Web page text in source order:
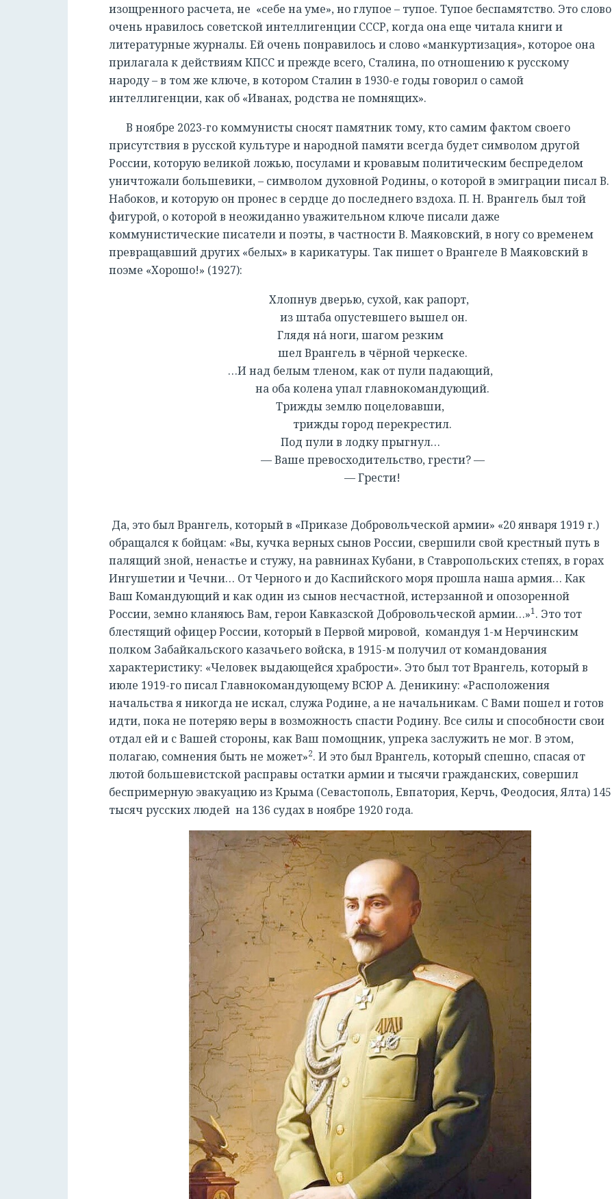
изощренного расчета, не «себе на уме», но глупое – тупое. Тупое беспамятство. Это слово
очень нравилось советской интеллигенции СССР, когда она еще читала книги и
литературные журналы. Ей очень понравилось и слово «манкуртизация», которое она
прилагала к действиям КПСС и прежде всего, Сталина, по отношению к русскому
народу – в том же ключе, в котором Сталин в 1930-е годы говорил о самой
интеллигенции, как об «Иванах, родства не помнящих».
В ноябре 2023-го коммунисты сносят памятник тому, кто самим фактом своего
присутствия в русской культуре и народной памяти всегда будет символом другой
России, которую великой ложью, посулами и кровавым политическим беспределом
уничтожали большевики, – символом духовной Родины, о которой в эмиграции писал В.
Набоков, и которую он пронес в сердце до последнего вздоха. П. Н. Врангель был той
фигурой, о которой в неожиданно уважительном ключе писали даже
коммунистические писатели и поэты, в частности В. Маяковский, в ногу со временем
превращавший других «белых» в карикатуры. Так пишет о Врангеле В Маяковский в
поэме «Хорошо!» (1927):
Хлопнув дверью, сухой, как рапорт,
из штаба опустевшего вышел он.
Глядя на́ ноги, шагом резким
шел Врангель в чёрной черкеске.
…И над белым тленом, как от пули падающий,
на оба колена упал главнокомандующий.
Трижды землю поцеловавши,
трижды город перекрестил.
Под пули в лодку прыгнул…
— Ваше превосходительство, грести? —
— Грести!
Да, это был Врангель, который в «Приказе Добровольческой армии» «20 января 1919 г.)
обращался к бойцам: «Вы, кучка верных сынов России, свершили свой крестный путь в
палящий зной, ненастье и стужу, на равнинах Кубани, в Ставропольских степях, в горах
Ингушетии и Чечни… От Черного и до Каспийского моря прошла наша армия… Как
Ваш Командующий и как один из сынов несчастной, истерзанной и опозоренной
России, земно кланяюсь Вам, герои Кавказской Добровольческой армии…»1. Это тот
блестящий офицер России, который в Первой мировой, командуя 1-м Нерчинским
полком Забайкальского казачьего войска, в 1915-м получил от командования
характеристику: «Человек выдающейся храбрости». Это был тот Врангель, который в
июле 1919-го писал Главнокомандующему ВСЮР А. Деникину: «Расположения
начальства я никогда не искал, служа Родине, а не начальникам. С Вами пошел и готов
идти, пока не потеряю веры в возможность спасти Родину. Все силы и способности свои
отдал ей и с Вашей стороны, как Ваш помощник, упрека заслужить не мог. В этом,
полагаю, сомнения быть не может»2. И это был Врангель, который спешно, спасая от
лютой большевистской расправы остатки армии и тысячи гражданских, совершил
беспримерную эвакуацию из Крыма (Севастополь, Евпатория, Керчь, Феодосия, Ялта) 145
тысяч русских людей на 136 судах в ноябре 1920 года.